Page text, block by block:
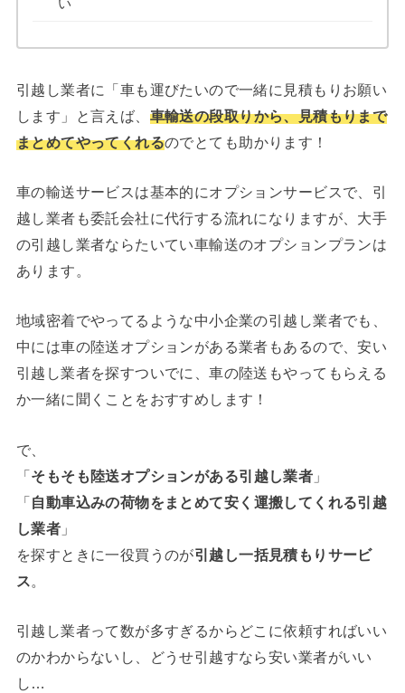
い
引越し業者に「車も運びたいので一緒に見積もりお願い
します」と言えば、 車輸送の段取りから、見積もりまで
まとめてやってくれるのでとても助かります！
車の輸送サービスは基本的にオプションサービスで、引
越し業者も委託会社に代行する流れになりますが、大手
の引越し業者ならたいてい車輸送のオプションプランは
あります。
地域密着でやってるような中小企業の引越し業者でも、
中には車の陸送オプションがある業者もあるので、安い
引越し業者を探すついでに、車の陸送もやってもらえる
か一緒に聞くことをおすすめします！
で、
「そもそも陸送オプションがある引越し業者 」
「自動車込みの荷物をまとめて安く運搬してくれる引越
し業者 」
を探すときに一役買うのが引越し一括見積もりサービ
ス。
引越し業者って数が多すぎるからどこに依頼すればいい
のかわからないし、どうせ引越すなら安い業者がいい
し…